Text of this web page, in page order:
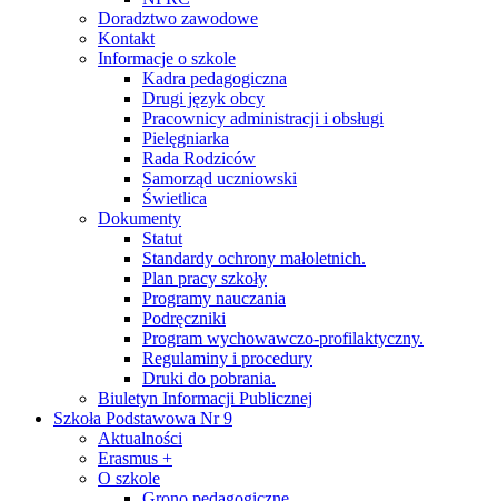
Doradztwo zawodowe
Kontakt
Informacje o szkole
Kadra pedagogiczna
Drugi język obcy
Pracownicy administracji i obsługi
Pielęgniarka
Rada Rodziców
Samorząd uczniowski
Świetlica
Dokumenty
Statut
Standardy ochrony małoletnich.
Plan pracy szkoły
Programy nauczania
Podręczniki
Program wychowawczo-profilaktyczny.
Regulaminy i procedury
Druki do pobrania.
Biuletyn Informacji Publicznej
Szkoła Podstawowa Nr 9
Aktualności
Erasmus +
O szkole